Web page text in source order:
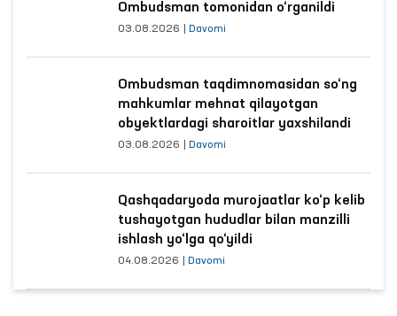
Ombudsman tomonidan o‘rganildi
03.08.2026 Davomi
Ombudsman taqdimnomasidan so‘ng
mahkumlar mehnat qilayotgan
obyektlardagi sharoitlar yaxshilandi
03.08.2026 Davomi
Qashqadaryoda murojaatlar ko‘p kelib
tushayotgan hududlar bilan manzilli
ishlash yo‘lga qo‘yildi
04.08.2026 Davomi